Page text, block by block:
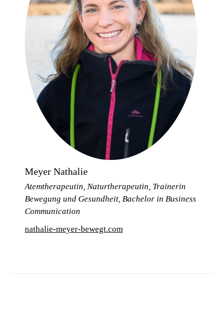
Meyer Nathalie
Atemtherapeutin, Naturtherapeutin, Trainerin
Bewegung und Gesundheit, Bachelor in Business
Communication
nathalie-meyer-bewegt.com